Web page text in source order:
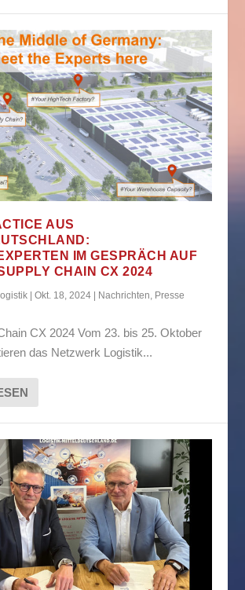
AUS
IM GESPRÄCH AUF
CHAIN CX 2024
|Okt. 18, 2024 | Nachrichten Presse
CX 2024 Vom 23. bis 25. Oktober
das Netzwerk Logistik...